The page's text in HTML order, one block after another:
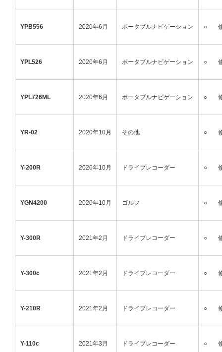
YPB556 2020年6月 ポータブルナビゲーション ○
YPL526 2020年6月 ポータブルナビゲーション ○
YPL726ML 2020年6月 ポータブルナビゲーション ○
YR-02 2020年10月 その他 ○
Y-200R 2020年10月 ドライブレコーダー ○
YGN4200 2020年10月 ゴルフ ○
Y-300R 2021年2月 ドライブレコーダー ○
Y-300c 2021年2月 ドライブレコーダー ○
Y-210R 2021年2月 ドライブレコーダー ○
Y-110c 2021年3月 ドライブレコーダー ○